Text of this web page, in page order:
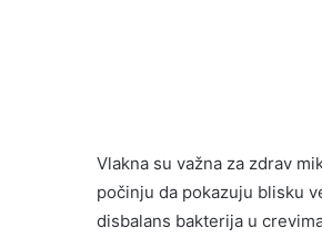
Vlakna su važna za zdrav
počinju da pokazuju blisku
disbalans bakterija u